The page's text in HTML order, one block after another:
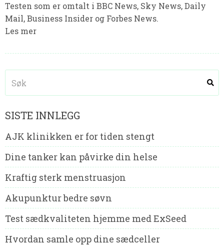
Testen som er omtalt i BBC News, Sky News, Daily
Mail, Business Insider og Forbes News.
Les mer
SISTE INNLEGG
AJK klinikken er for tiden stengt
Dine tanker kan påvirke din helse
Kraftig sterk menstruasjon
Akupunktur bedre søvn
Test sædkvaliteten hjemme med ExSeed
Hvordan samle opp dine sædceller